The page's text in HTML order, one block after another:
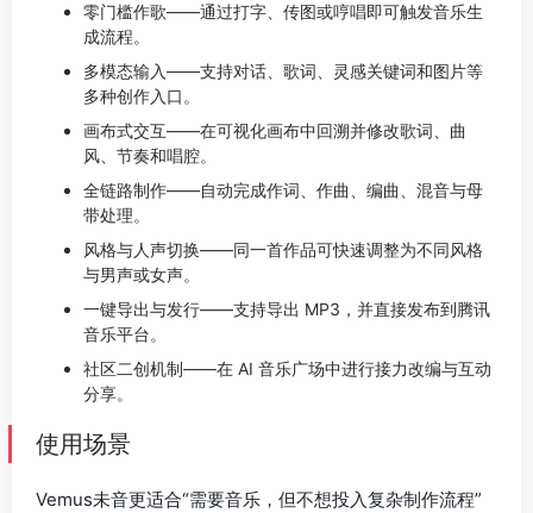
零门槛作歌——通过打字、传图或哼唱即可触发音乐生
成流程。
多模态输入——支持对话、歌词、灵感关键词和图片等
多种创作入口。
画布式交互——在可视化画布中回溯并修改歌词、曲
风、节奏和唱腔。
全链路制作——自动完成作词、作曲、编曲、混音与母
带处理。
风格与人声切换——同一首作品可快速调整为不同风格
与男声或女声。
一键导出与发行——支持导出 MP3，并直接发布到腾讯
音乐平台。
社区二创机制——在 AI 音乐广场中进行接力改编与互动
分享。
使用场景
Vemus未音更适合“需要音乐，但不想投入复杂制作流程”